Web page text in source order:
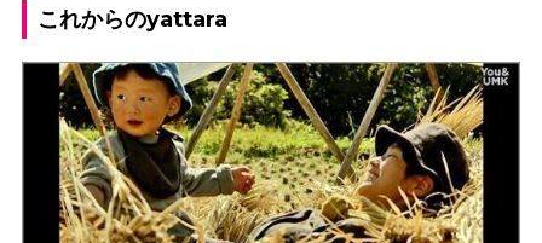
これからのyattara